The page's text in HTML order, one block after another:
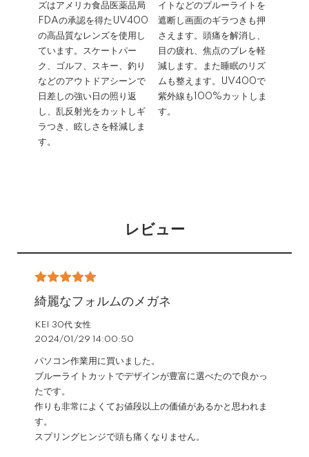
ズはアメリカ食品医薬品局
FDAの承認を得たUV400
の高品質なレンズを使用し
ています。スケートパー
ク、ゴルフ、スキー、釣り
などのアウトドアシーンで
日差しの強い日の照り返
し、乱反射光をカットしギ
ラつき、眩しさを軽減しま
す。
イトなどのブルーライトを
遮断し画面のギラつきも押
さえます。頭痛を解消し、
目の疲れ、焦点のブレを軽
減します。また睡眠のリズ
ムも整えます。UV400で
紫外線も100%カットしま
す。
レビュー
綺麗なフォルムのメガネ
KEI 30代 女性
2024/01/29 14:00:50
パソコン作業用に買いました。
ブルーライトカットでデザインが豊富に選べたので良かっ
たです。
作りも非常によくてお値段以上の価値があるかと思われま
す。
スプリングヒンジで頭も痛くなりません。